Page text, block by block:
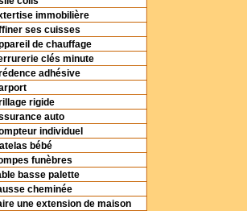
immobilière
ses cuisses
de chauffage
clés minute
adhésive
rigide
auto
individuel
bébé
funèbres
basse palette
cheminée
une extension de maison